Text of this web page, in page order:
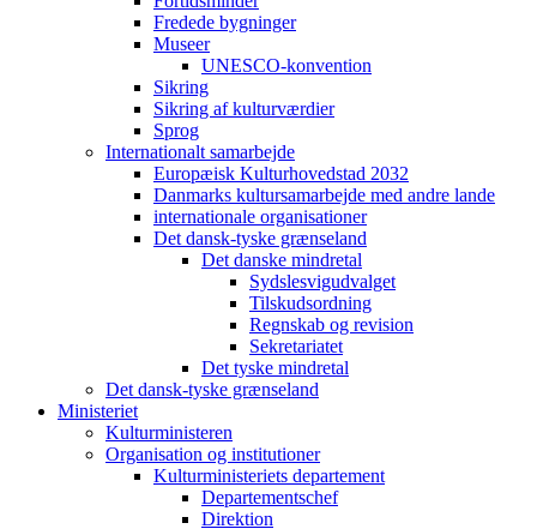
Fredede bygninger
Museer
UNESCO-konvention
Sikring
Sikring af kulturværdier
Sprog
Internationalt samarbejde
Europæisk Kulturhovedstad 2032
Danmarks kultursamarbejde med andre lande
internationale organisationer
Det dansk-tyske grænseland
Det danske mindretal
Sydslesvigudvalget
Tilskudsordning
Regnskab og revision
Sekretariatet
Det tyske mindretal
Det dansk-tyske grænseland
Ministeriet
Kulturministeren
Organisation og institutioner
Kulturministeriets departement
Departementschef
Direktion